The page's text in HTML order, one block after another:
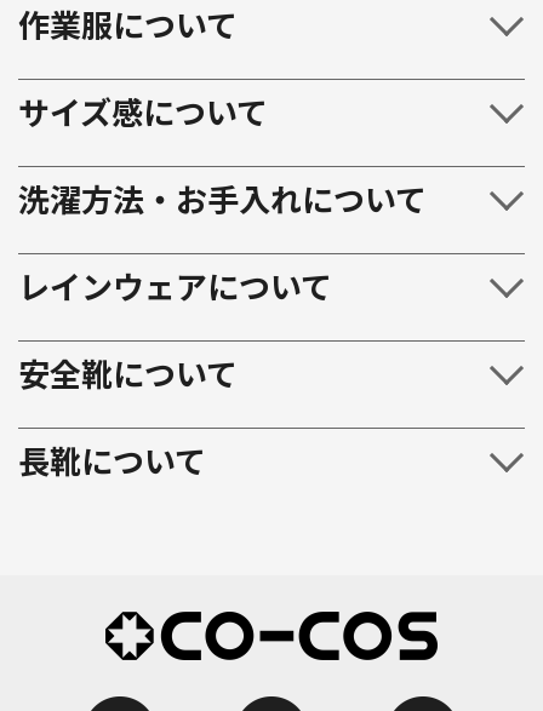
作業服について
サイズ感について
洗濯方法・お手入れについて
レインウェアについて
安全靴について
長靴について